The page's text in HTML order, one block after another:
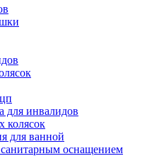
для инвалидов
колясок
для ванной
санитарным оснащением